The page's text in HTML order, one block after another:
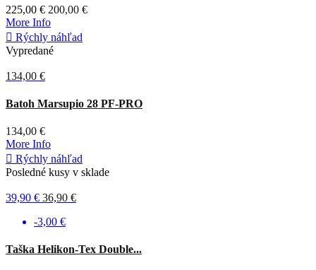
225,00 € 200,00 €
More Info
 Rýchly náhľad
Vypredané
134,00 €
Zelená
Batoh Marsupio 28 PF-PRO
134,00 €
More Info
 Rýchly náhľad
Posledné kusy v sklade
39,90 € 36,90 €
-3,00 €
Coyote
Taška Helikon-Tex Double...